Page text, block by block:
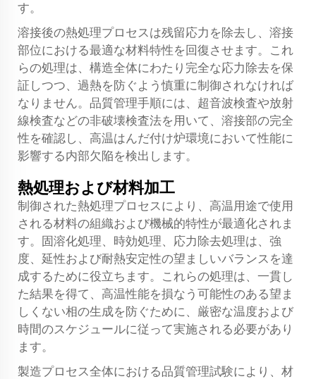
す。
溶接後の熱処理プロセスは残留応力を除去し、溶接
部位における最適な材料特性を回復させます。これ
らの処理は、構造全体にわたり完全な応力除去を保
証しつつ、過熱を防ぐよう慎重に制御されなければ
なりません。品質管理手順には、超音波検査や放射
線検査などの非破壊検査法を用いて、溶接部の完全
性を確認し、高温はんだ付け炉環境において性能に
影響する内部欠陥を検出します。
熱処理および材料加工
制御された熱処理プロセスにより、高温用途で使用
される材料の組織および機械的特性が最適化されま
す。固溶化処理、時効処理、応力除去処理は、強
度、延性および耐熱安定性の望ましいバランスを達
成するために役立ちます。これらの処理は、一貫し
た結果を得て、高温性能を損なう可能性のある望ま
しくない相の生成を防ぐために、厳密な温度および
時間のスケジュールに従って実施される必要があり
ます。
製造プロセス全体における品質管理試験により、材